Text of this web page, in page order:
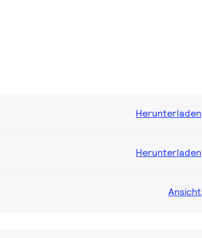
Herunterladen
Herunterladen
Ansicht